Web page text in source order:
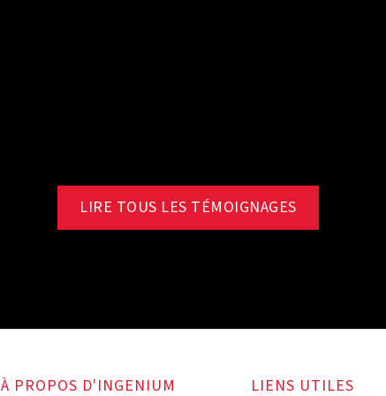
LIRE TOUS LES TÉMOIGNAGES
À PROPOS D'INGENIUM LIENS UTILES